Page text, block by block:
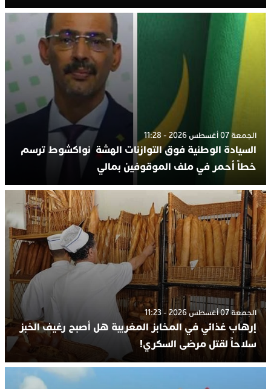
الجمعة 07 أغسطس 2026 - 11:28
السيادة الوطنية فوق التوازنات الهشة نواكشوط ترسم
خطاً أحمر في ملف الموقوفين بمالي
الجمعة 07 أغسطس 2026 - 11:23
إرهاب غذائي في المخابز المغربية هل أصبح رغيف الخبز
سلاحاً لقتل مرضى السكري!